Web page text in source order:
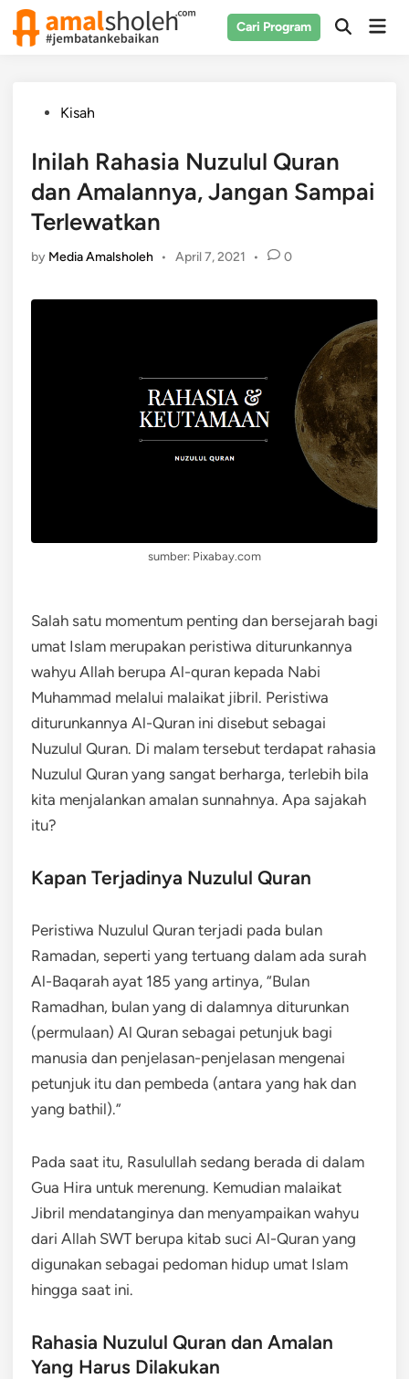
Skip
Cari Program
OpenMain
PostedKisah
Inilah Rahasia Nuzulul Quran
dan Amalannya, Jangan Sampai
Terlewatkan
by Media Amalsholeh • April 7, 2021 • 0
sumber: Pixabay.com
Salah satu momentum penting dan bersejarah bagi
umat Islam merupakan peristiwa diturunkannya
wahyu Allah berupa Al-quran kepada Nabi
Muhammad melalui malaikat jibril. Peristiwa
diturunkannya Al-Quran ini disebut sebagai
Nuzulul Quran. Di malam tersebut terdapat rahasia
Nuzulul Quran yang sangat berharga, terlebih bila
kita menjalankan amalan sunnahnya. Apa sajakah
itu?
Kapan Terjadinya Nuzulul Quran
Peristiwa Nuzulul Quran terjadi pada bulan
Ramadan, seperti yang tertuang dalam ada surah
Al-Baqarah ayat 185 yang artinya, “Bulan
Ramadhan, bulan yang di dalamnya diturunkan
(permulaan) Al Quran sebagai petunjuk bagi
manusia dan penjelasan-penjelasan mengenai
petunjuk itu dan pembeda (antara yang hak dan
yang bathil).”
Pada saat itu, Rasulullah sedang berada di dalam
Gua Hira untuk merenung. Kemudian malaikat
Jibril mendatanginya dan menyampaikan wahyu
dari Allah SWT berupa kitab suci Al-Quran yang
digunakan sebagai pedoman hidup umat Islam
hingga saat ini.
Rahasia Nuzulul Quran dan Amalan
Yang Harus Dilakukan